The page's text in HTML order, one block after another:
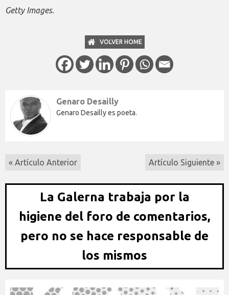
Getty Images.
VOLVER HOME
Genaro Desailly
Genaro Desailly es poeta.
« Artículo Anterior Artículo Siguiente »
La Galerna trabaja por la
higiene del foro de comentarios,
pero no se hace responsable de
los mismos